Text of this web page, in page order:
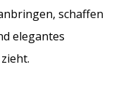
schaffen
elegantes